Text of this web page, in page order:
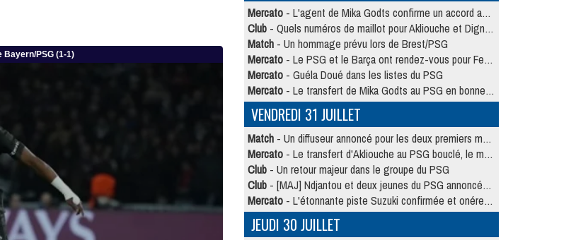
Mercato - L'agent de Mika Godts confirme un accord avec le PSG
Club - Quels numéros de maillot pour Akliouche et Digne au PSG ?
Match - Un hommage prévu lors de Brest/PSG
Mercato - Le PSG et le Barça ont rendez-vous pour Ferran Torres
Mercato - Guéla Doué dans les listes du PSG
Mercato - Le transfert de Mika Godts au PSG en bonne voie
VENDREDI 31 JUILLET
Match - Un diffuseur annoncé pour les deux premiers matchs amicaux du PSG
Mercato - Le transfert d'Akliouche au PSG bouclé, le montant se précise
Club - Un retour majeur dans le groupe du PSG
Club - [MAJ] Ndjantou et deux jeunes du PSG annoncés dans un tournoi U21
Mercato - L'étonnante piste Suzuki confirmée et onéreuse
JEUDI 30 JUILLET